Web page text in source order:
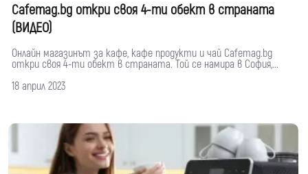
Cafemag.bg откри своя 4-ти обект в страната
(ВИДЕО)
Онлайн магазинът за кафе, кафе продукти и чай Cafemag.bg
откри своя 4-ти обект в страната. Той се намира в София,...
18 април 2023